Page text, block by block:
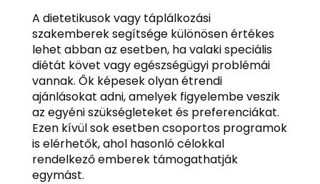
A dietetikusok vagy táplálkozási
szakemberek segítsége különösen értékes
lehet abban az esetben, ha valaki speciális
diétát követ vagy egészségügyi problémái
vannak. Ők képesek olyan étrendi
ajánlásokat adni, amelyek figyelembe veszik
az egyéni szükségleteket és preferenciákat.
Ezen kívül sok esetben csoportos programok
is elérhetők, ahol hasonló célokkal
rendelkező emberek támogathatják
egymást.